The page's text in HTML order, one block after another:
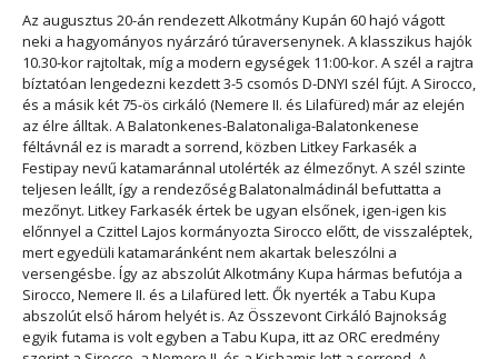
Az augusztus 20-án rendezett Alkotmány Kupán 60 hajó vágott
neki a hagyományos nyárzáró túraversenynek. A klasszikus hajók
10.30-kor rajtoltak, míg a modern egységek 11:00-kor. A szél a rajtra
bíztatóan lengedezni kezdett 3-5 csomós D-DNYI szél fújt. A Sirocco,
és a másik két 75-ös cirkáló (Nemere II. és Lilafüred) már az elején
az élre álltak. A Balatonkenes-Balatonaliga-Balatonkenese
féltávnál ez is maradt a sorrend, közben Litkey Farkasék a
Festipay nevű katamaránnal utolérték az élmezőnyt. A szél szinte
teljesen leállt, így a rendezőség Balatonalmádinál befuttatta a
mezőnyt. Litkey Farkasék értek be ugyan elsőnek, igen-igen kis
előnnyel a Czittel Lajos kormányozta Sirocco előtt, de visszaléptek,
mert egyedüli katamaránként nem akartak beleszólni a
versengésbe. Így az abszolút Alkotmány Kupa hármas befutója a
Sirocco, Nemere II. és a Lilafüred lett. Ők nyerték a Tabu Kupa
abszolút első három helyét is. Az Összevont Cirkáló Bajnokság
egyik futama is volt egyben a Tabu Kupa, itt az ORC eredmény